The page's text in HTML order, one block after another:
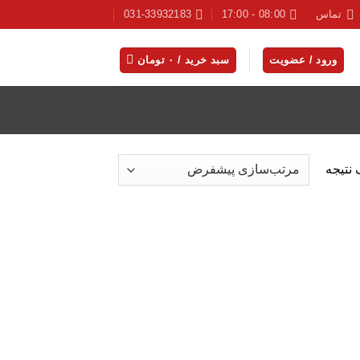
تماس 08:00 - 17:00
031-33932183
ورود / عضویت سبد خرید / ۰ تومان